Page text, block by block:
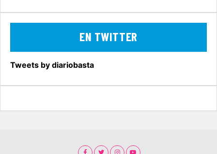
EN TWITTER
Tweets by diariobasta